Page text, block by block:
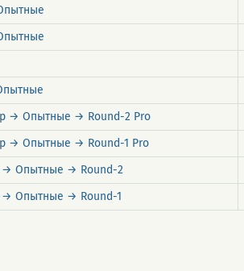
→ Опытные → Round-2 Pro
→ Опытные → Round-1 Pro
→ Опытные → Round-2
→ Опытные → Round-1